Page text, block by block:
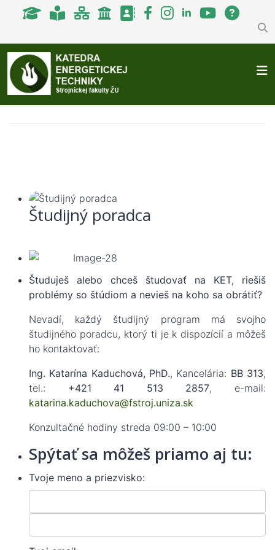
Študijný poradca
Študuješ alebo chceš študovať na KET, riešiš
problémy so štúdiom a nevieš na koho sa obrátiť?
Nevadí, každý študijný program má svojho
študijného poradcu, ktorý ti je k dispozícií a môžeš
ho kontaktovať:
Ing. Katarína Kaduchová, PhD., Kancelária: BB 313,
tel.: +421 41 513 2857, e-mail:
katarina.kaduchova@fstroj.uniza.sk
Konzultačné hodiny streda 09:00 – 10:00
Spýtať sa môžeš priamo aj tu:
Tvoje meno a priezvisko: